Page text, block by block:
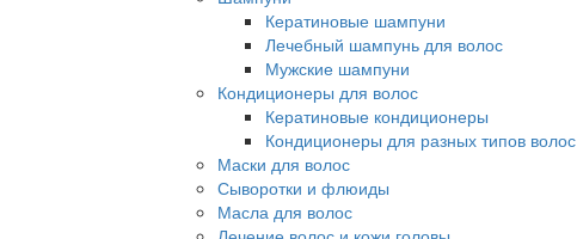
Кератиновые шампуни
Лечебный шампунь для волос
Мужские шампуни
Кондиционеры для волос
Кератиновые кондиционеры
Кондиционеры для разных типов волос
Маски для волос
Сыворотки и флюиды
Масла для волос